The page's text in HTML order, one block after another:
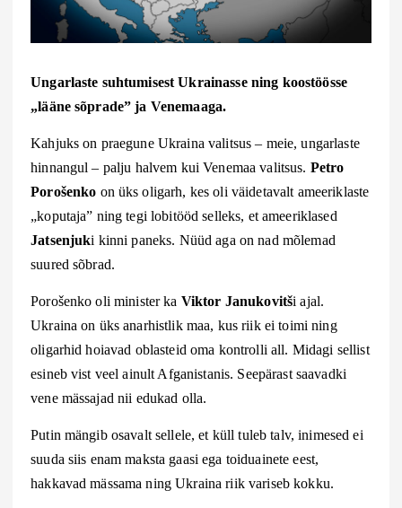
Ungarlaste suhtumisest Ukrainasse ning koostöösse
„lääne sõprade” ja Venemaaga.
Kahjuks on praegune Ukraina valitsus – meie, ungarlaste
hinnangul – palju halvem kui Venemaa valitsus. Petro
Porošenko on üks oligarh, kes oli väidetavalt ameeriklaste
„koputaja” ning tegi lobitööd selleks, et ameeriklased
Jatsenjuki kinni paneks. Nüüd aga on nad mõlemad
suured sõbrad.
Porošenko oli minister ka Viktor Janukovitši ajal.
Ukraina on üks anarhistlik maa, kus riik ei toimi ning
oligarhid hoiavad oblasteid oma kontrolli all. Midagi sellist
esineb vist veel ainult Afganistanis. Seepärast saavadki
vene mässajad nii edukad olla.
Putin mängib osavalt sellele, et küll tuleb talv, inimesed ei
suuda siis enam maksta gaasi ega toiduainete eest,
hakkavad mässama ning Ukraina riik variseb kokku.